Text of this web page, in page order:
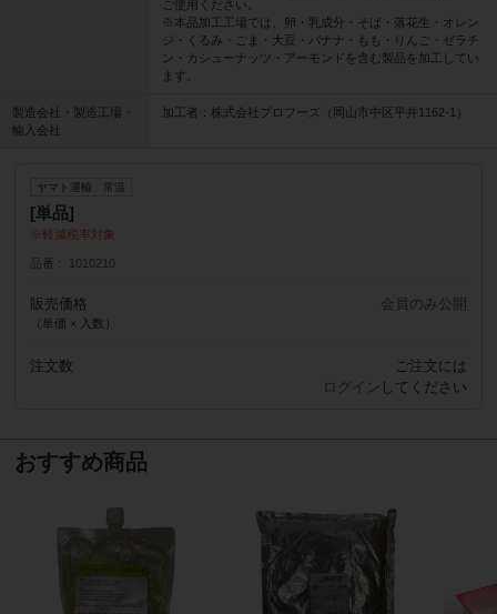
ご使用ください。
※本品加工工場では、卵・乳成分・そば・落花生・オレン
ジ・くるみ・ごま・大豆・バナナ・もも・りんご・ゼラチ
ン・カシューナッツ・アーモンドを含む製品を加工してい
ます。
製造会社・製造工場・
輸入会社
加工者：株式会社プロフーズ（岡山市中区平井1162-1）
ヤマト運輸 常温
[単品]
軽減税率対象
品番 1010210
販売価格
（単価 × 入数）
会員のみ公開
注文数
ご注文には
ログイン してください
おすすめ商品